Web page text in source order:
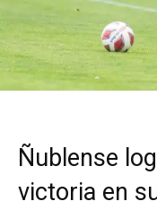
Ñublense
victoria en